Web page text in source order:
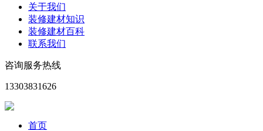
关于我们
装修建材知识
装修建材百科
联系我们
咨询服务热线
13303831626
首页